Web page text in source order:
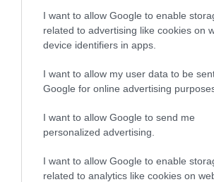
I want to allow Google to enable
related to advertising like cookies on
device identifiers in apps.
I want to allow my user data to be
Google for online advertising
I want to allow Google to send me
personalized advertising.
I want to allow Google to enable
related to analytics like cookies on
ΕΞΑΙΡΕΣΗ – ΒΙΣΣΗ ΑΝΝΑ